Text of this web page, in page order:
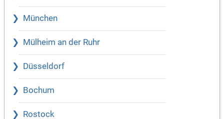
München
Mülheim an der Ruhr
Düsseldorf
Bochum
Rostock